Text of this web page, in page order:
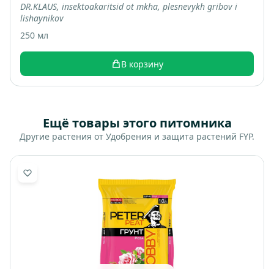
DR.KLAUS, insektoakaritsid ot mkha, plesnevykh gribov i
lishaynikov
250 мл
В корзину
Ещё товары этого питомника
Другие растения от Удобрения и защита растений FYP.